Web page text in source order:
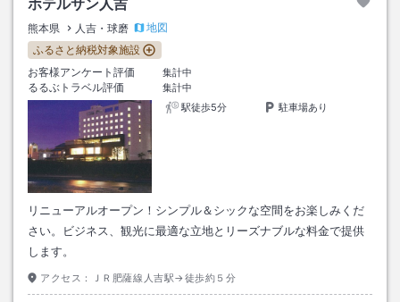
ホテルサン人吉
熊本県 人吉・球磨
地図
ふるさと納税対象施設
お客様アンケート評価
集計中
るるぶトラベル評価
集計中
駅徒歩5分
駐車場あり
リニューアルオープン！シンプル＆シックな空間をお楽しみくだ
さい。ビジネス、観光に最適な立地とリーズナブルな料金で提供
します。
アクセス： ＪＲ肥薩線人吉駅→徒歩約５分